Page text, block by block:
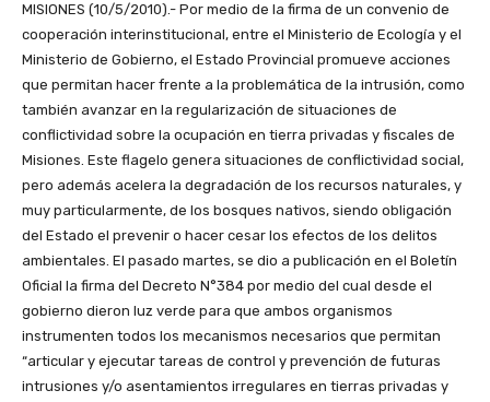
MISIONES (10/5/2010).- Por medio de la firma de un convenio de
cooperación interinstitucional, entre el Ministerio de Ecología y el
Ministerio de Gobierno, el Estado Provincial promueve acciones
que permitan hacer frente a la problemática de la intrusión, como
también avanzar en la regularización de situaciones de
conflictividad sobre la ocupación en tierra privadas y fiscales de
Misiones. Este flagelo genera situaciones de conflictividad social,
pero además acelera la degradación de los recursos naturales, y
muy particularmente, de los bosques nativos, siendo obligación
del Estado el prevenir o hacer cesar los efectos de los delitos
ambientales. El pasado martes, se dio a publicación en el Boletín
Oficial la firma del Decreto N°384 por medio del cual desde el
gobierno dieron luz verde para que ambos organismos
instrumenten todos los mecanismos necesarios que permitan
“articular y ejecutar tareas de control y prevención de futuras
intrusiones y/o asentamientos irregulares en tierras privadas y